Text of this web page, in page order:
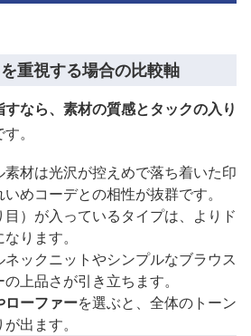
重視する場合の比較軸
なら、素材の質感とタックの入り
。
材は光沢が控えめで落ち着いた印
めコーデとの相性が抜群です。
）が入っているタイプは、よりド
ります。
ネックニットやシンプルなブラウス
上品さが引き立ちます。
ローファーを選ぶと、全体のトーン
出ます。